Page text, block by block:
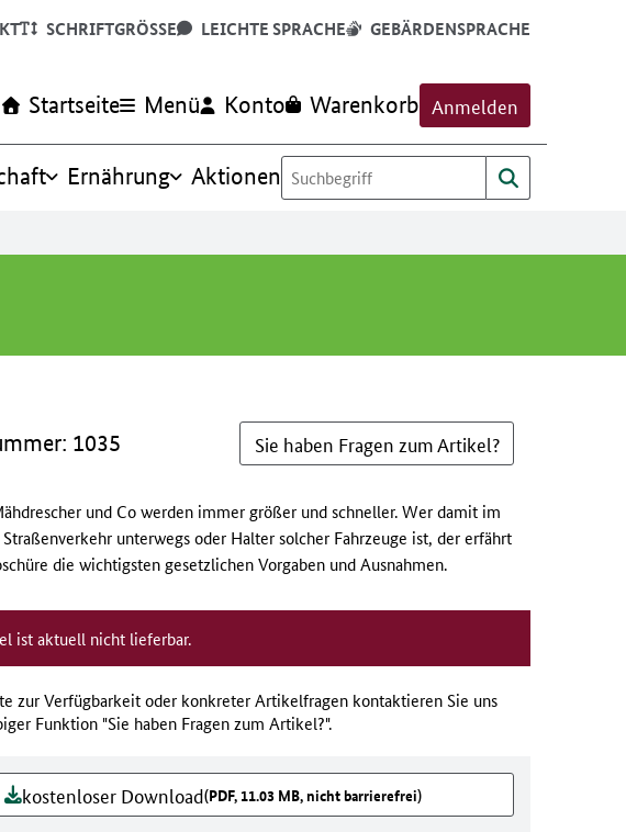
SCHRIFTGRÖSSE LEICHTE SPRACHE GEBÄRDENSPRACHE
Startseite Menü Konto Warenkorb Anmelden
Ernährung Aktionen
1035 Sie haben Fragen zum Artikel?
und Co werden immer größer und schneller. Wer damit im
unterwegs oder Halter solcher Fahrzeuge ist, der erfährt
die wichtigsten gesetzlichen Vorgaben und Ausnahmen.
ist aktuell nicht lieferbar.
zur Verfügbarkeit oder konkreter Artikelfragen kontaktieren Sie uns
Funktion "Sie haben Fragen zum Artikel?".
kostenloser Download(PDF, 11.03 MB, nicht barrierefrei)